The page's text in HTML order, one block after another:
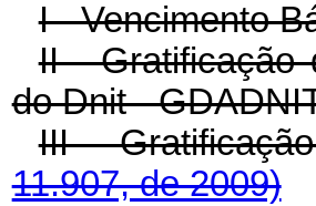
I - Vencimento
II - Gratificação
do Dnit -
III -
11.907, de 2009)